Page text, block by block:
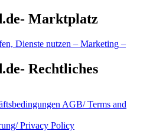
Marktplatz
Dienste nutzen – Marketing –
Rechtliches
AGB/ Terms and
Privacy Policy